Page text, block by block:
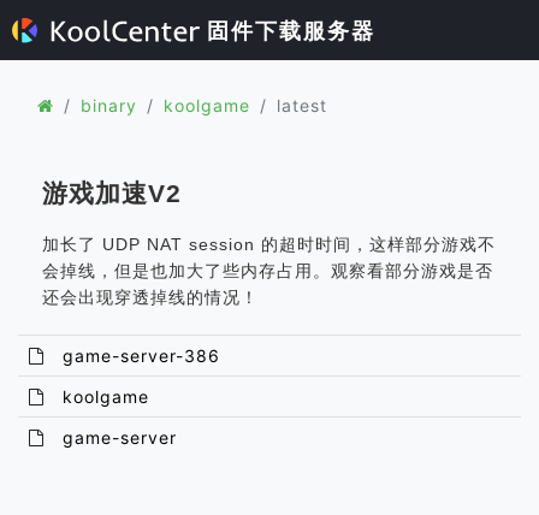
固件下载服务器
binary koolgame latest
游戏加速V2
加长了 UDP NAT session 的超时时间，这样部分游戏不
会掉线，但是也加大了些内存占用。观察看部分游戏是否
还会出现穿透掉线的情况！
game-server-386
koolgame
game-server